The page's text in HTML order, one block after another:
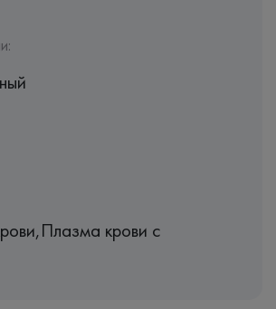
крови с